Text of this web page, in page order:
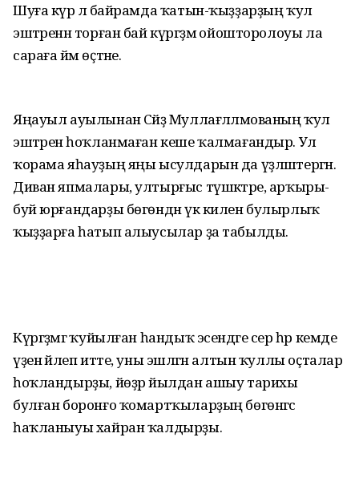
Шуға күрә лә байрамда ҡатын-ҡыҙ­ҙарҙың ҡул
эштәренән торған бай күргәҙмә ойошторолоуы ла
сараға йәм өҫтәне.
Яңауыл ауылынан Сәйҙә Муллағәл­ләмованың ҡул
эштәренә һоҡланмаған кеше ҡалмағандыр. Ул
ҡорама яһауҙың яңы ысулдарын да үҙләштергән.
Диван япмалары, ултырғыс түшәктәре, арҡыры-
буй юрғандарҙы бөгөндән үк килен булырлыҡ
ҡыҙҙарға һатып алыусылар ҙа табылды.
Күргәҙмәгә ҡуйылған һандыҡ эсендәге сер һәр кемде
үҙенә йәлеп итте, уны эшләгән алтын ҡуллы оҫталар
һоҡлан­дырҙы, йөҙәр йылдан ашыу тарихы
булған боронғо ҡомартҡыларҙың бөгөнгәсә
һаҡланыуы хайран ҡалдырҙы.